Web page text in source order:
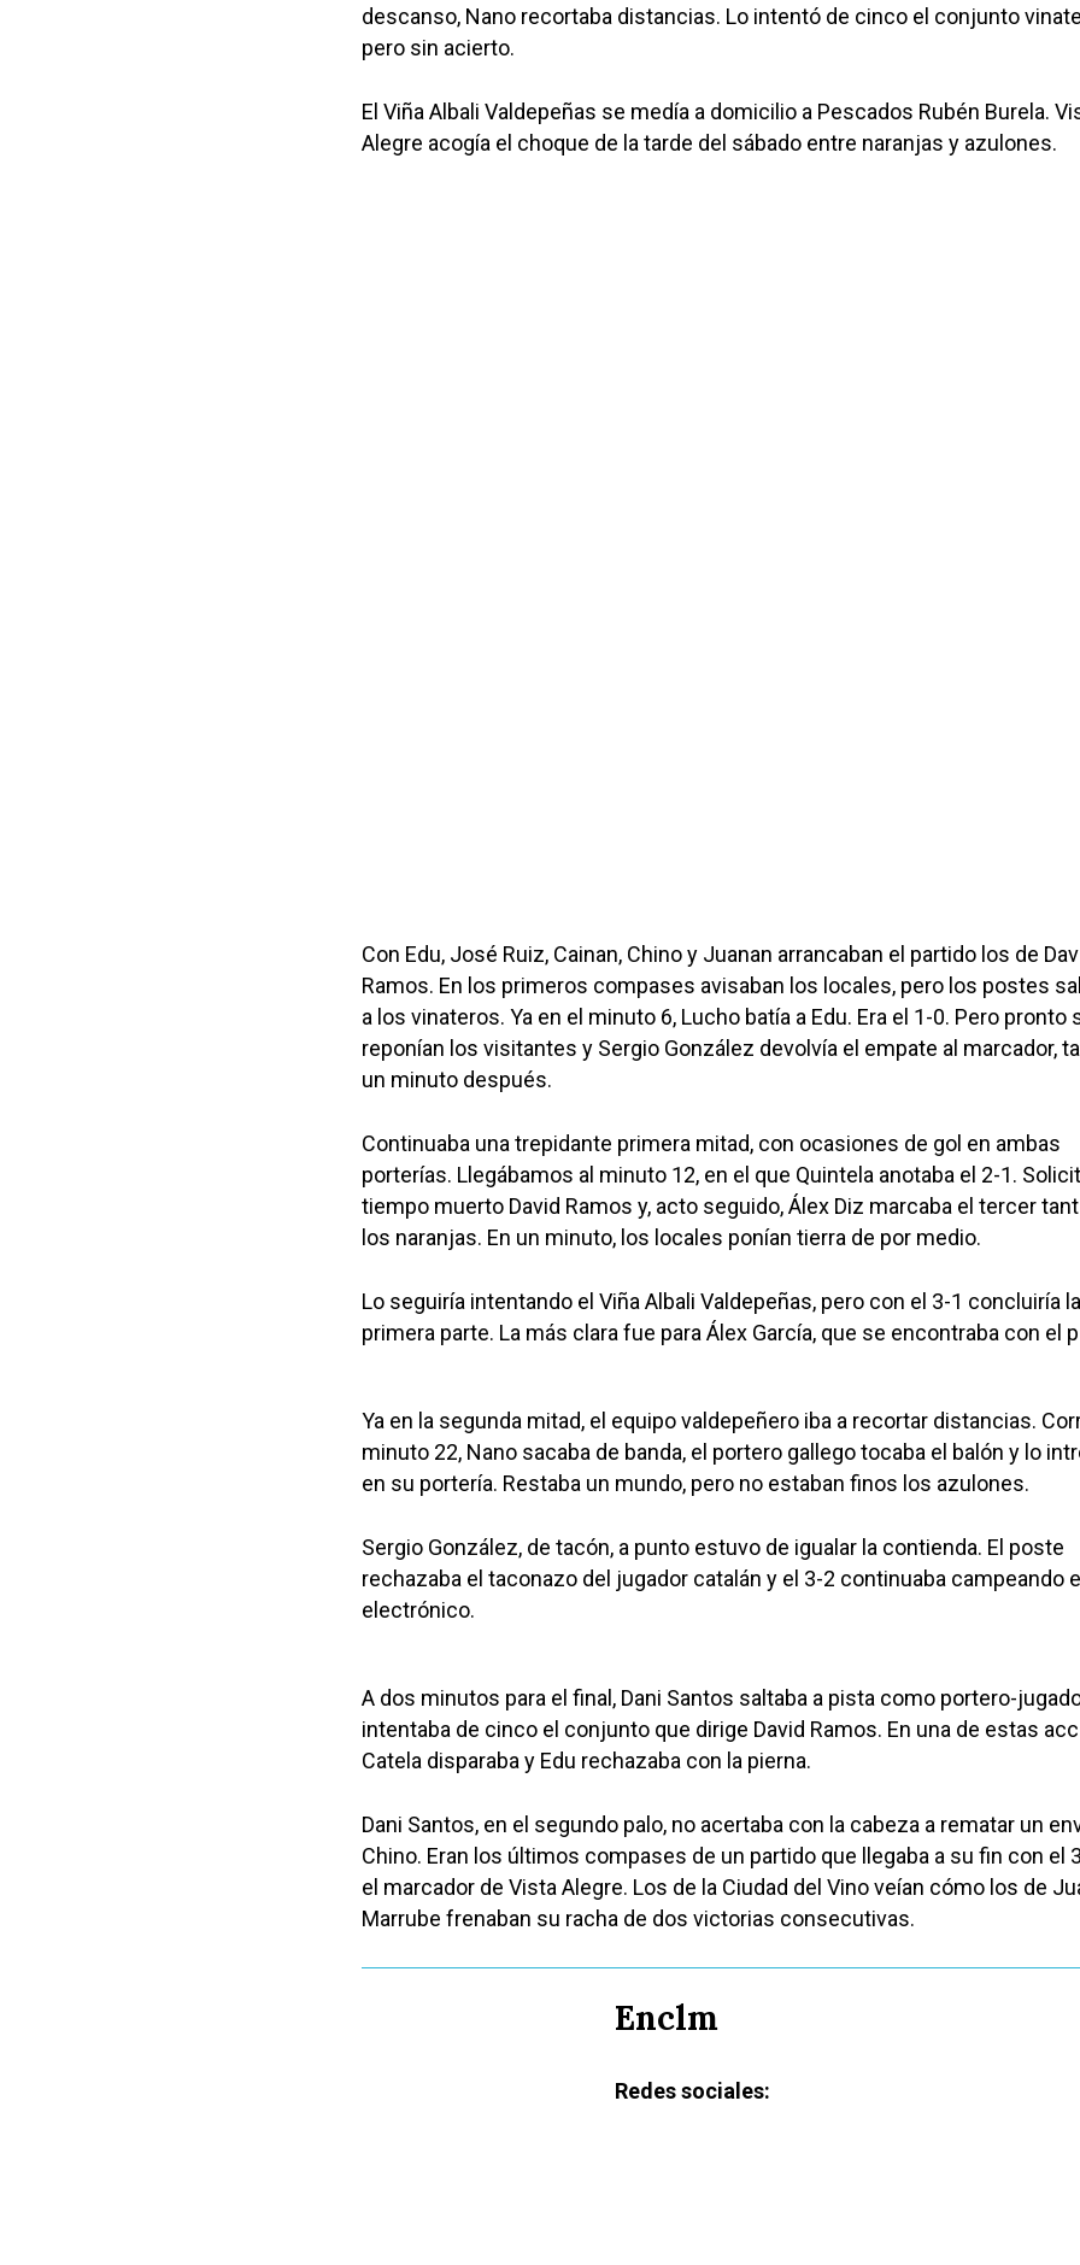
descanso, Nano recortaba distancias. Lo intentó de cinco el conjunto
pero sin acierto.
El Viña Albali Valdepeñas se medía a domicilio a Pescados Rubén Burela.
Alegre acogía el choque de la tarde del sábado entre naranjas y azulones.
Con Edu, José Ruiz, Cainan, Chino y Juanan arrancaban el partido los de
Ramos. En los primeros compases avisaban los locales, pero los postes
a los vinateros. Ya en el minuto 6, Lucho batía a Edu. Era el 1-0. Pero pronto
reponían los visitantes y Sergio González devolvía el empate al marcador,
un minuto después.
Continuaba una trepidante primera mitad, con ocasiones de gol en ambas
porterías. Llegábamos al minuto 12, en el que Quintela anotaba el 2-1.
tiempo muerto David Ramos y, acto seguido, Álex Diz marcaba el tercer
los naranjas. En un minuto, los locales ponían tierra de por medio.
Lo seguiría intentando el Viña Albali Valdepeñas, pero con el 3-1 concluiría la
primera parte. La más clara fue para Álex García, que se encontraba con el
Ya en la segunda mitad, el equipo valdepeñero iba a recortar distancias.
minuto 22, Nano sacaba de banda, el portero gallego tocaba el balón y lo
en su portería. Restaba un mundo, pero no estaban finos los azulones.
Sergio González, de tacón, a punto estuvo de igualar la contienda. El poste
rechazaba el taconazo del jugador catalán y el 3-2 continuaba campeando
electrónico.
A dos minutos para el final, Dani Santos saltaba a pista como portero-
intentaba de cinco el conjunto que dirige David Ramos. En una de estas
Catela disparaba y Edu rechazaba con la pierna.
Dani Santos, en el segundo palo, no acertaba con la cabeza a rematar un
Chino. Eran los últimos compases de un partido que llegaba a su fin con el
el marcador de Vista Alegre. Los de la Ciudad del Vino veían cómo los de
Marrube frenaban su racha de dos victorias consecutivas.
Enclm
Redes sociales: